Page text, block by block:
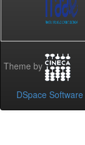
Theme by
DSpace Software